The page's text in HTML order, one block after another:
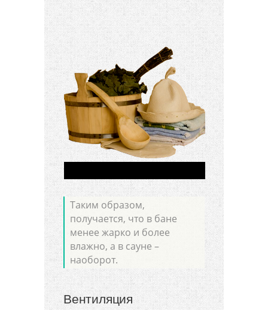
Таким образом,
получается, что в бане
менее жарко и более
влажно, а в сауне –
наоборот.
Вентиляция